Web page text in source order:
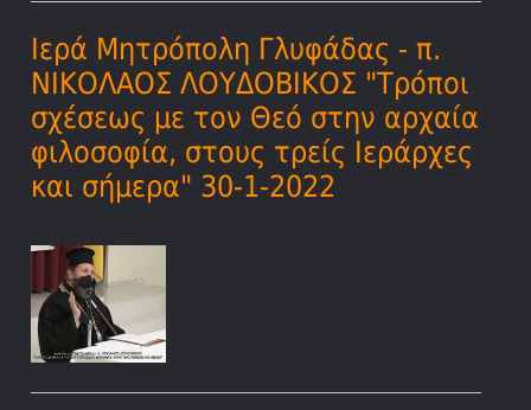
Ιερά Μητρόπολη Γλυφάδας - π.
ΝΙΚΟΛΑΟΣ ΛΟΥΔΟΒΙΚΟΣ "Τρόποι
σχέσεως με τον Θεό στην αρχαία
φιλοσοφία, στους τρείς Ιεράρχες
και σήμερα" 30-1-2022